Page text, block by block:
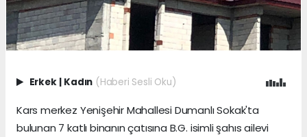
Erkek | Kadın (Haberi Sesli Oku)
Kars merkez Yenişehir Mahallesi Dumanlı Sokak'ta
bulunan 7 katlı binanın çatısına B.G. isimli şahıs ailevi